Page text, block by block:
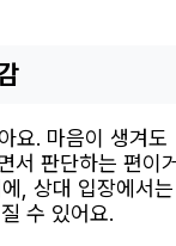
요. 마음이 생겨도
서 판단하는 편이
, 상대 입장에서는
수 있어요.